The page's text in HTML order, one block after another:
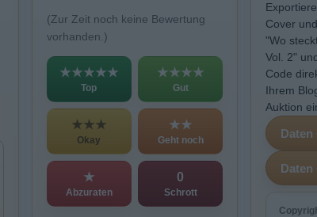
(Zur Zeit noch keine Bewertung
vorhanden.)
★★★★★
Top
★★★★
Gut
★★★
Okay
★★
Geht noch
★
Abzuraten
0
Schrott
Cover
"Wo
Vol. 2"
Code
Ihrem
Auktion